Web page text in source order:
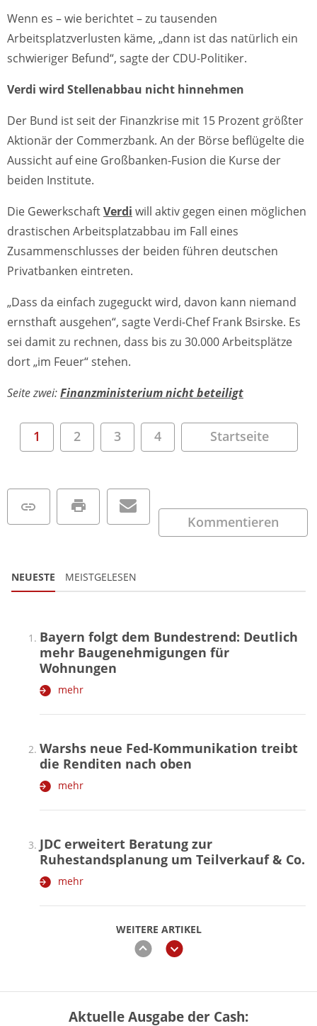
Wenn es – wie berichtet – zu tausenden
Arbeitsplatzverlusten käme, „dann ist das natürlich ein
schwieriger Befund“, sagte der CDU-Politiker.
Verdi wird Stellenabbau nicht hinnehmen
Der Bund ist seit der Finanzkrise mit 15 Prozent größter
Aktionär der Commerzbank. An der Börse beflügelte die
Aussicht auf eine Großbanken-Fusion die Kurse der
beiden Institute.
Die GewerkschaftVerdi will aktiv gegen einen möglichen
drastischen Arbeitsplatzabbau im Fall eines
Zusammenschlusses der beiden führen deutschen
Privatbanken eintreten.
„Dass da einfach zugeguckt wird, davon kann niemand
ernsthaft ausgehen“, sagte Verdi-Chef Frank Bsirske. Es
sei damit zu rechnen, dass bis zu 30.000 Arbeitsplätze
dort „im Feuer“ stehen.
Seite zwei:Finanzministerium nicht beteiligt
1 2 3 4 Startseite
Kommentieren
NEUESTE MEISTGELESEN
WEITERE ARTIKEL
zurückweiter
Bayern folgt dem Bundestrend: Deutlich
mehr Baugenehmigungen für
Wohnungen
mehr
Warshs neue Fed-Kommunikation treibt
die Renditen nach oben
mehr
JDC erweitert Beratung zur
Ruhestandsplanung um Teilverkauf & Co.
mehr
„Jung kauft Alt“ 2026: Neue Förderung im
Aktuelle Ausgabe der Cash: